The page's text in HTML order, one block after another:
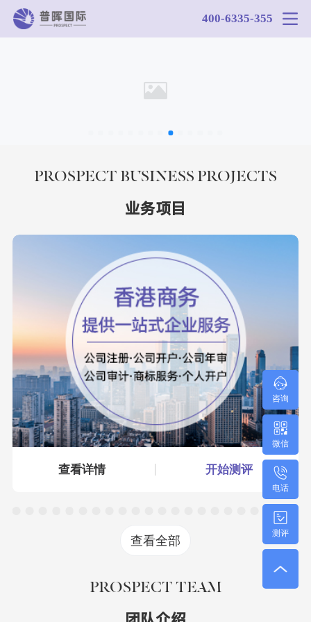
400-6335-355
PROSPECT BUSINESS PROJECTS
业务项目
查看详情 开始测评
查看全部
PROSPECT TEAM
咨询
微信
电话
测评